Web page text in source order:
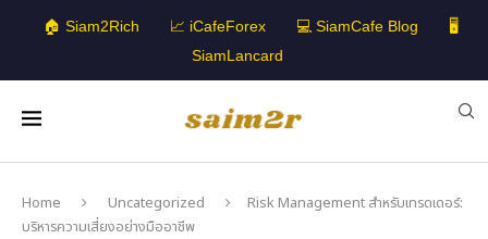
🏠 Siam2Rich 📈 iCafeForex 💻 SiamCafe Blog
🖥️
SiamLancard
Home Uncategorized
Risk Management สำหรับเทรดเดอร์:
บริหารความเสี่ยงอย่างมืออาชีพ